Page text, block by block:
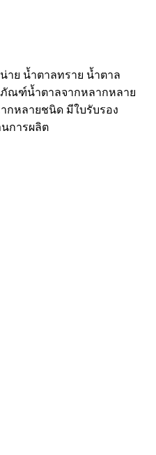
ย น้ำตาลทราย น้ำตาล
ณฑ์น้ำตาลจากหลากหลาย
หลายชนิด มีใบรับรอง
การผลิต